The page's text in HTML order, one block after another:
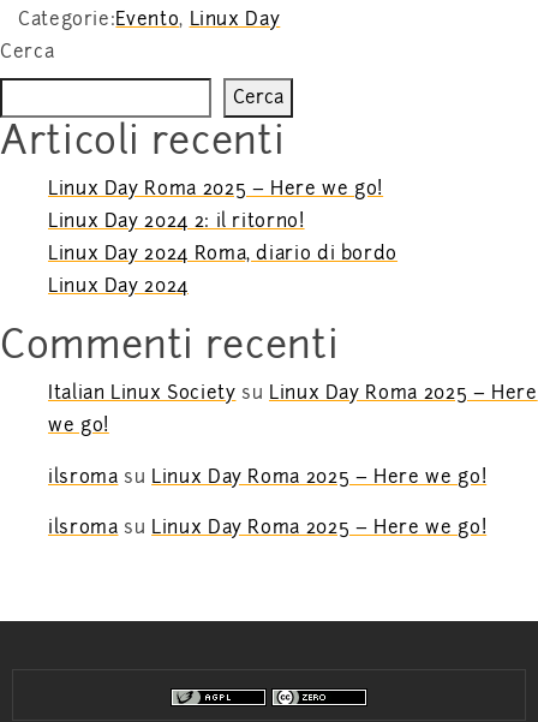
Categorie:Evento, Linux Day
Cerca
Cerca
Articoli recenti
Linux Day Roma 2025 – Here we go!
Linux Day 2024 2: il ritorno!
Linux Day 2024 Roma, diario di bordo
Linux Day 2024
Commenti recenti
Italian Linux Society su Linux Day Roma 2025 – Here
we go!
ilsroma su Linux Day Roma 2025 – Here we go!
ilsroma su Linux Day Roma 2025 – Here we go!